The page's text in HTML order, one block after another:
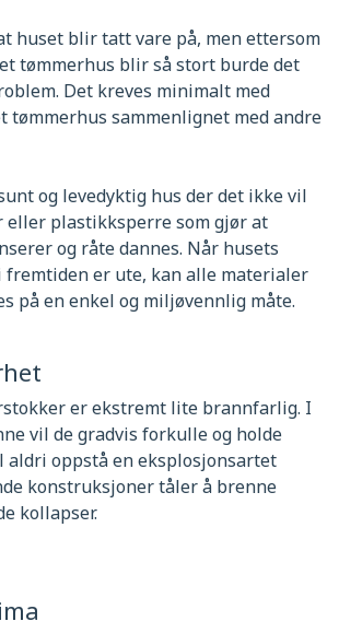
huset blir tatt vare på, men ettersom
tømmerhus blir så stort burde det
Det kreves minimalt med
tømmerhus sammenlignet med andre
og levedyktig hus der det ikke vil
plastikksperre som gjør at
og råte dannes. Når husets
fremtiden er ute, kan alle materialer
på en enkel og miljøvennlig måte.
er ekstremt lite brannfarlig. I
vil de gradvis forkulle og holde
aldri oppstå en eksplosjonsartet
konstruksjoner tåler å brenne
kollapser.